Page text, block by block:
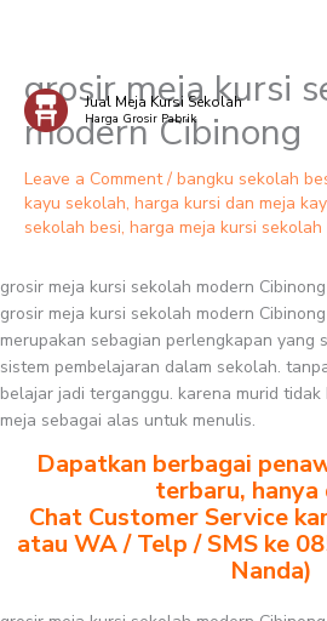
Skip
content
Jual Meja Kursi Sekolah
Harga Grosir Pabrik
grosir meja kursi
modern Cibinong
Leave a Comment / bangku sekolah
kayu sekolah, harga kursi dan meja
sekolah besi, harga meja kursi sekolah
grosir meja kursi sekolah modern Cibinong
grosir meja kursi sekolah modern
merupakan sebagian perlengkapan yang
sistem pembelajaran dalam sekolah.
belajar jadi terganggu. karena murid
meja sebagai alas untuk menulis.
Dapatkan berbagai
terbaru, hanya
Chat Customer Service
atau WA / Telp / SMS ke
Nanda)